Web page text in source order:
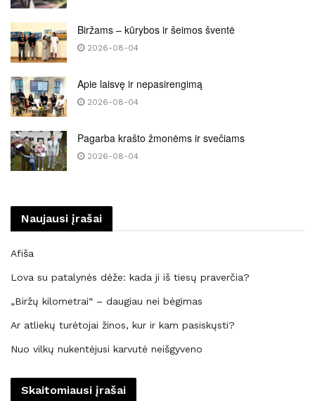
Biržams – kūrybos ir šeimos šventė
2026-08-04
Apie laisvę ir nepasirengimą
2026-08-04
Pagarba krašto žmonėms ir svečiams
2026-08-04
Naujausi įrašai
Afiša
Lova su patalynės dėže: kada ji iš tiesų praverčia?
„Biržų kilometrai“ – daugiau nei bėgimas
Ar atliekų turėtojai žinos, kur ir kam pasiskųsti?
Nuo vilkų nukentėjusi karvutė neišgyveno
Skaitomiausi įrašai